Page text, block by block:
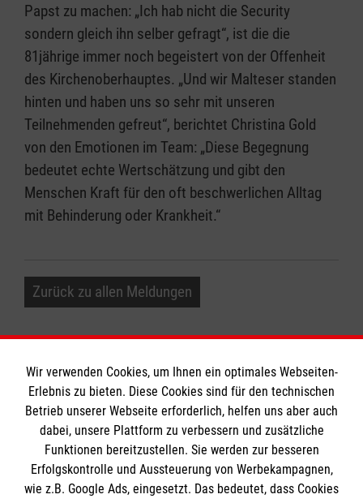
Papst zu machen: „Ich hab nicht die Security
sondern gleich ihn selber gefragt“, ist die die
81jährige immer noch begeistert von der Offenheit
des Kirchenoberhauptes. „Und wir Malteser standen
hinten und haben uns so sehr mit unseren
Teilnehmenden gefreut“, berichtet Christina Gold
von den Emotionen im Team: „Diese Begegnung
bedeutet echte Wertschätzung und gibt den
Menschen Kraft für den oft beschwerlichen Alltag
mit Behinderung oder Krankheit.“
Zurück zu allen Meldungen
Informationen
Impressum
Datenschutz
Wir verwenden Cookies, um Ihnen ein optimales Webseiten-
Erlebnis zu bieten. Diese Cookies sind für den technischen
Betrieb unserer Webseite erforderlich, helfen uns aber auch
dabei, unsere Plattform zu verbessern und zusätzliche
Funktionen bereitzustellen. Sie werden zur besseren
Erfolgskontrolle und Aussteuerung von Werbekampagnen,
wie z.B. Google Ads, eingesetzt. Das bedeutet, dass Cookies